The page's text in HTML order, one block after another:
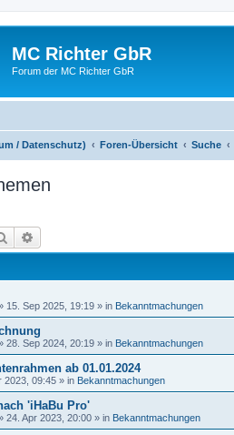
MC Richter GbR
Forum der MC Richter GbR
/ Datenschutz) Foren-Übersicht Suche
Suche
15. Sep 2025, 19:19 » in Bekanntmachungen
28. Sep 2024, 20:19 » in Bekanntmachungen
ab 01.01.2024
2023, 09:45 » in Bekanntmachungen
'iHaBu Pro'
24. Apr 2023, 20:00 » in Bekanntmachungen